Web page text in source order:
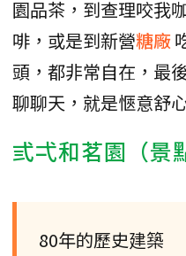
園品茶，到查理咬我
啡，或是到新營糖廠
頭，都非常自在，最
聊聊天，就是愜意舒
弎弌和茗園（景
80年的歷史建築